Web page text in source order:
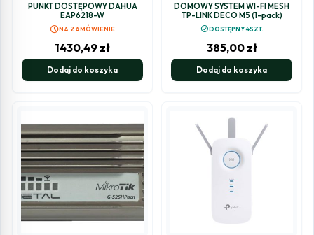
PUNKT DOSTĘPOWY DAHUA
EAP6218-W
scheduleNA ZAMÓWIENIE
1430,49 zł
Dodaj do koszyka
DOMOWY SYSTEM WI-FI MESH
TP-LINK DECO M5 (1-pack)
check_circleDOSTĘPNY 4SZT.
385,00 zł
Dodaj do koszyka